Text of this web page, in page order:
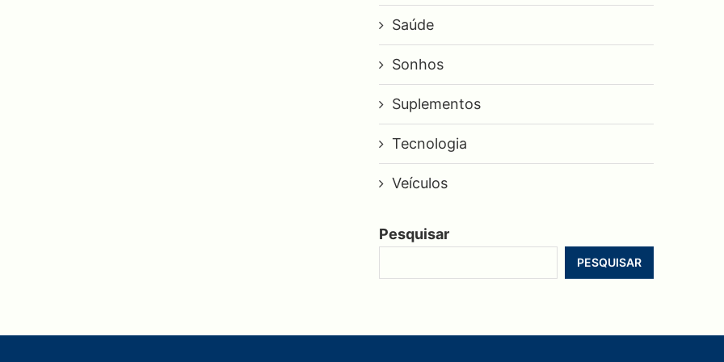
Saúde
Sonhos
Suplementos
Tecnologia
Veículos
Pesquisar
PESQUISAR